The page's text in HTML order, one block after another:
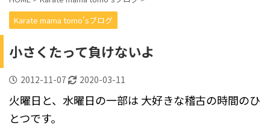
Karate mama tomo’sブログ
小さくたって負けないよ
2012-11-07 2020-03-11
火曜日と、水曜日の一部は 大好きな稽古の時間のひ
とつです。